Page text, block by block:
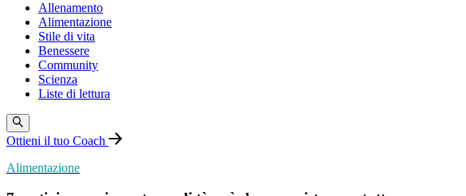
Allenamento
Alimentazione
Stile di vita
Benessere
Community
Scienza
Liste di lettura
Ottieni il tuo Coach
Alimentazione